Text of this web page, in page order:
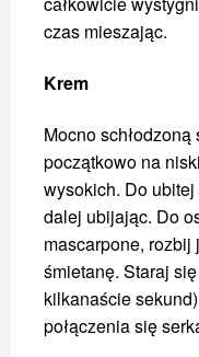
czas mieszając.
Krem
Mocno
początkowo na
wysokich. Do
dalej ubijając. Do
mascarpone,
śmietanę. Staraj
kilkanaście
połączenia się